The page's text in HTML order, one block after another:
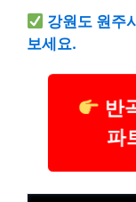
강원도 원주
보세요.
반